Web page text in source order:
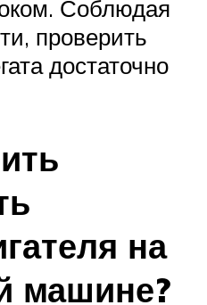
Соблюдая
проверить
достаточно
на
машине?